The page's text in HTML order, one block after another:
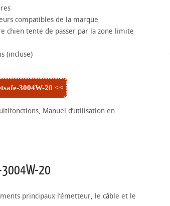
compatibles de la marque
chien tente de passer par la zone limite
(incluse)
3004W-20 <<
Manuel d’utilisation en
3004W-20
principaux l’émetteur, le câble et le